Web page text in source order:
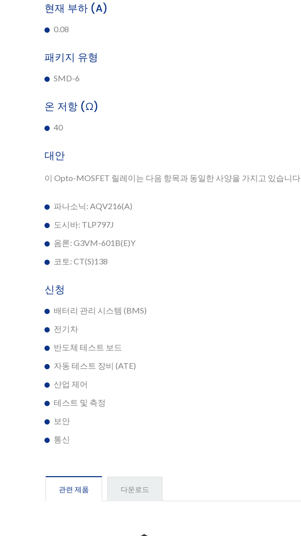
현재 부하 (A)
0.08
패키지 유형
SMD-6
온 저항 (Ω)
40
대안
이 Opto-MOSFET 릴레이는 다음 항목과 동일한 사양을 가지고 있습니다
파나소닉: AQV216(A)
도시바: TLP797J
옴론: G3VM-601B(E)Y
코토: CT(S)138
신청
배터리 관리 시스템 (BMS)
전기차
반도체 테스트 보드
자동 테스트 장비 (ATE)
산업 제어
테스트 및 측정
보안
통신
관련 제품 다운로드